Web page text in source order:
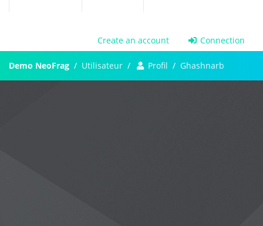
Create an account Connection
Demo NeoFrag Utilisateur Profil Ghashnarb